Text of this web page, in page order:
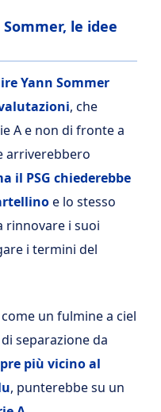
le idee
Yann Sommer
, che
A e non di fronte a
arriverebbero
il PSG chiederebbe
e lo stesso
rinnovare i suoi
i termini del
un fulmine a ciel
separazione da
più vicino al
, punterebbe su un